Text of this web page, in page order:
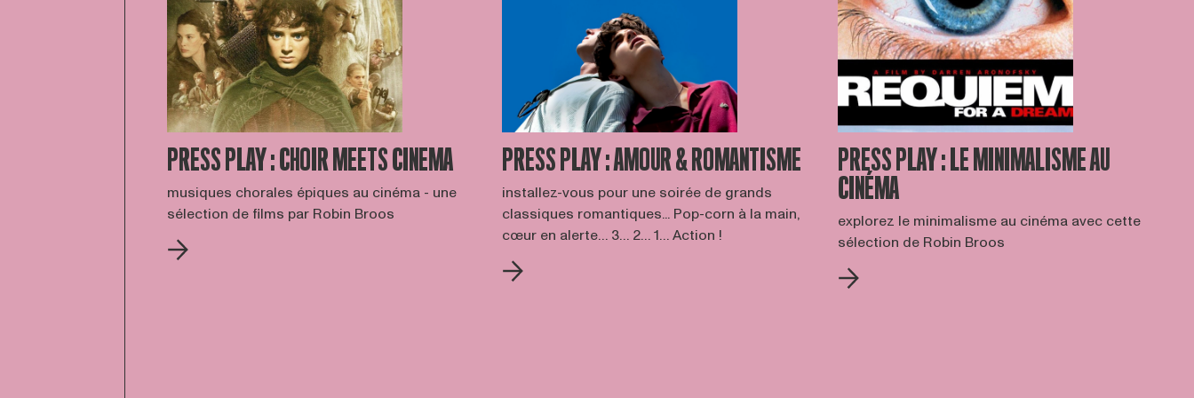
PRESS PLAY : CHOIR MEETS CINEMA
musiques chorales épiques au cinéma - une
sélection de films par Robin Broos
PRESS PLAY : AMOUR & ROMANTISME
installez-vous pour une soirée de grands
classiques romantiques... Pop-corn à la main,
cœur en alerte… 3… 2… 1… Action !
PRESS PLAY : LE MINIMALISME AU
CINÉMA
explorez le minimalisme au cinéma avec cette
sélection de Robin Broos